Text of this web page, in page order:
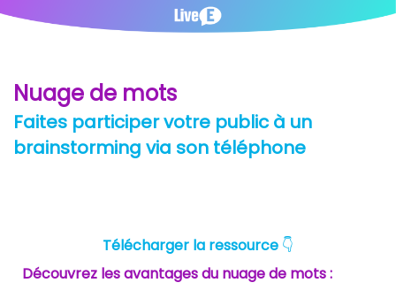
Nuage de mots
Faites participer votre public à un
brainstorming via son téléphone
Télécharger la ressource 👇
Découvrez les avantages du nuage de mots :